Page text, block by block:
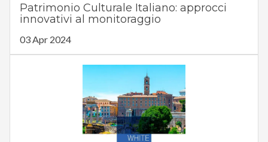
Patrimonio Culturale Italiano: approcci
innovativi al monitoraggio
03 Apr 2024